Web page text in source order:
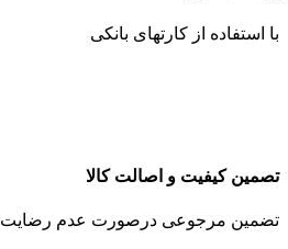
با استفاده از کارتهای بانکی
تصمین کیفیت و اصالت کالا
تضمین مرجوعی درصورت عدم رضایت